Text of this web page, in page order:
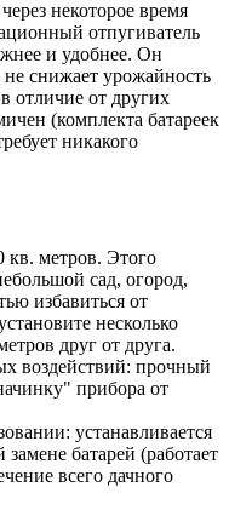
некоторое время
отпугиватель
и удобнее. Он
снижает урожайность
отличие от других
(комплекта батареек
никакого
метров. Этого
сад, огород,
избавиться от
несколько
друг от друга.
воздействий: прочный
прибора от
устанавливается
батарей (работает
всего дачного